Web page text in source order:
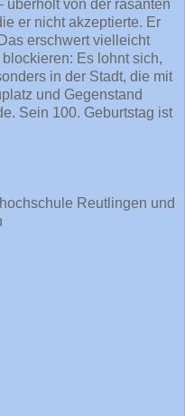
überholt von der rasanten
er nicht akzeptierte. Er
erschwert vielleicht
Es lohnt sich,
in der Stadt, die mit
und Gegenstand
Sein 100. Geburtstag ist
Reutlingen und